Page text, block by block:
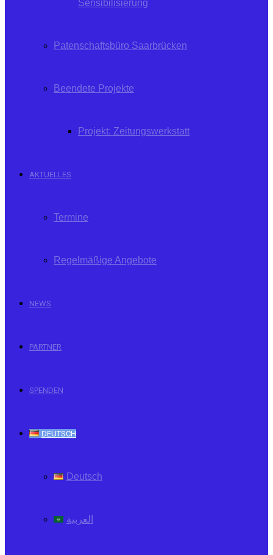
Sensibilisierung
Patenschaftsbüro Saarbrücken
Beendete Projekte
Projekt: Zeitungswerkstatt
AKTUELLES
Termine
Regelmäßige Angebote
NEWS
PARTNER
SPENDEN
DEUTSCH
Deutsch
العربية